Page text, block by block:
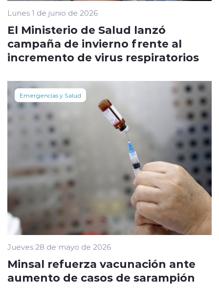
Lunes 1 de junio de 2026
El Ministerio de Salud lanzó
campaña de invierno frente al
incremento de virus respiratorios
Emergencias y Salud
Jueves 28 de mayo de 2026
Minsal refuerza vacunación ante
aumento de casos de sarampión